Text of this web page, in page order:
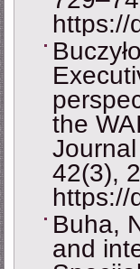
https://
the
42(3),
https://
Buha,
and